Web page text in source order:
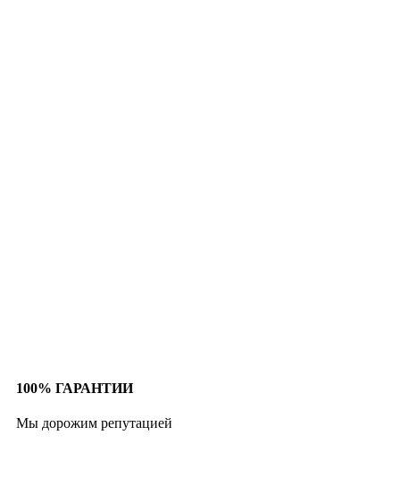
100% ГАРАНТИИ
Мы дорожим репутацией